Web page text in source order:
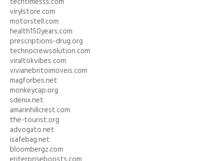
virylstore.com
motorstell.com
health150years.com
prescriptions-drug.org
technocrewsolution.com
viraltokvibes.com
vivianebritoimoveis.com
magforbes.net
monkeycap.org
sdenix.net
amarinhillcrest.com
the-tourist.org
advogato.net
isafebag.net
bloombergz.com